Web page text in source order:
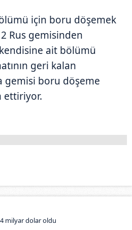
için boru döşemek
Rus gemisinden
ait bölümü
geri kalan
gemisi boru döşeme
ettiriyor.
milyar dolar oldu